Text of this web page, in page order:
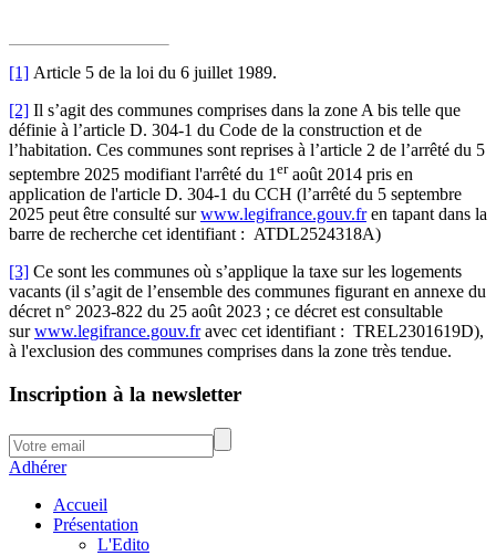
[1] Article 5 de la loi du 6 juillet 1989.
[2] Il s’agit des communes comprises dans la zone A bis telle que
définie à l’article D. 304-1 du Code de la construction et de
l’habitation. Ces communes sont reprises à l’article 2 de l’arrêté du 5
septembre 2025 modifiant l'arrêté du 1 eraoût 2014 pris en
application de l'article D. 304-1 du CCH (l’arrêté du 5 septembre
2025 peut être consulté surwww.legifrance.gouv.fren tapant dans la
barre de recherche cet identifiant : ATDL2524318A)
[3] Ce sont les communes où s’applique la taxe sur les logements
vacants (il s’agit de l’ensemble des communes figurant en annexe du
décret n° 2023-822 du 25 août 2023 ; ce décret est consultable
surwww.legifrance.gouv.fravec cet identifiant : TREL2301619D),
à l'exclusion des communes comprises dans la zone très tendue.
Inscription à la newsletter
Adhérer
Accueil
Présentation
L'Edito